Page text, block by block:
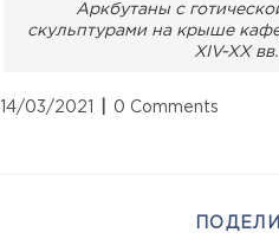
Аркбутаны с
скульптурами на крыше
XIV-XX
14/03/2021 0 Comments